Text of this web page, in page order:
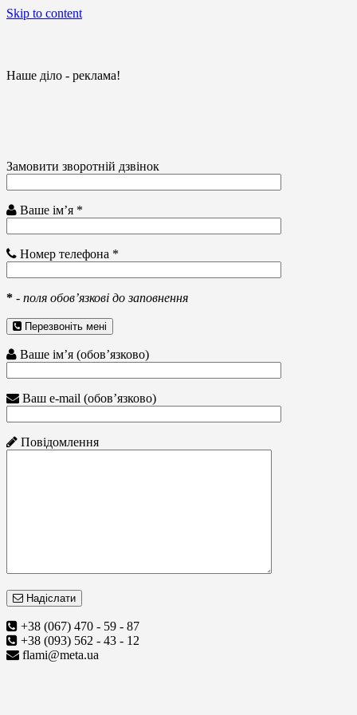
Skip to content
Наше діло - реклама!
Замовити зворотній дзвінок
Ваше ім’я *
Номер телефона *
* - поля обов’язкові до заповнення
Перезвоніть мені
Ваше ім’я (обов’язково)
Ваш e-mail (обов’язково)
Повідомлення
Надіслати
+38 (067) 470 - 59 - 87
+38 (093) 562 - 43 - 12
flami@meta.ua